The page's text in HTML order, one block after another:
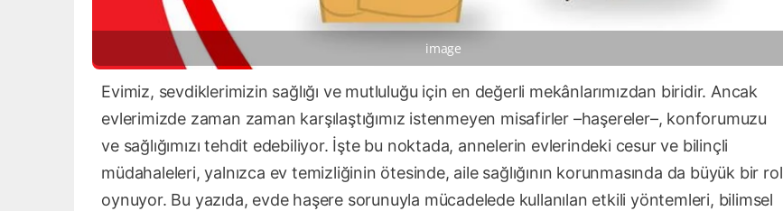
image
Evimiz, sevdiklerimizin sağlığı ve mutluluğu için en değerli mekânlarımızdan biridir. Ancak
evlerimizde zaman zaman karşılaştığımız istenmeyen misafirler –haşereler–, konforumuzu
ve sağlığımızı tehdit edebiliyor. İşte bu noktada, annelerin evlerindeki cesur ve bilinçli
müdahaleleri, yalnızca ev temizliğinin ötesinde, aile sağlığının korunmasında da büyük bir rol
oynuyor. Bu yazıda, evde haşere sorunuyla mücadelede kullanılan etkili yöntemleri, bilimsel